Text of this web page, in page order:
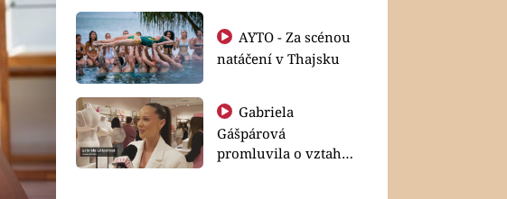
natáčení v Thajsku
Gabriela
Gášpárová
promluvila o vztahu